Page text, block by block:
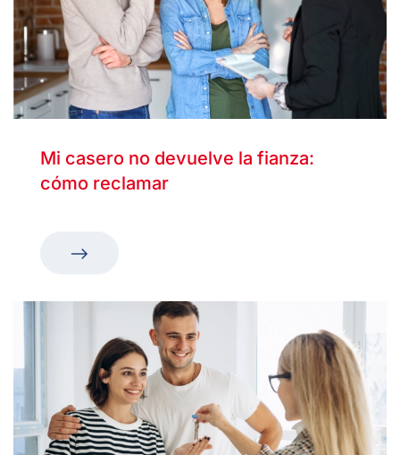
Mi casero no devuelve la fianza:
cómo reclamar